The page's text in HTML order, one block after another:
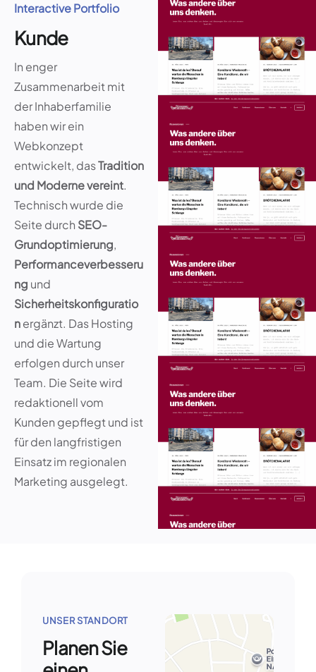
Interactive Portfolio
Kunde
In enger
Zusammenarbeit mit
der Inhaberfamilie
haben wir ein
Webkonzept
entwickelt, dasTradition
und Moderne vereint.
Technisch wurde die
Seite durch SEO-
Grundoptimierung,
Performanceverbesseru
ng und
Sicherheitskonfiguratio
nergänzt. Das Hosting
und die Wartung
erfolgen durch unser
Team. Die Seite wird
redaktionell vom
Kunden gepflegt und ist
für den langfristigen
Einsatz im regionalen
Marketing ausgelegt.
UNSER STANDORT
Planen Sie